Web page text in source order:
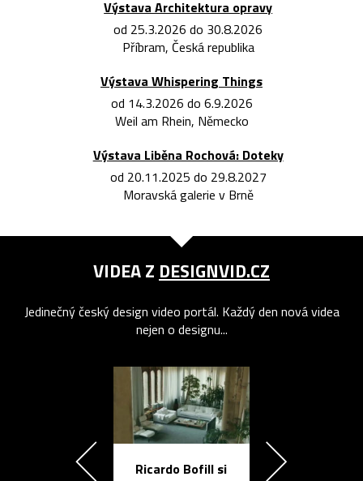
Výstava Architektura opravy
od 25.3.2026 do 30.8.2026
Příbram, Česká republika
Výstava Whispering Things
od 14.3.2026 do 6.9.2026
Weil am Rhein, Německo
Výstava Liběna Rochová: Doteky
od 20.11.2025 do 29.8.2027
Moravská galerie v Brně
VIDEA Z DESIGNVID.CZ
Jedinečný český design video portál. Každý den nová videa
nejen o designu...
Ricardo Bofill si